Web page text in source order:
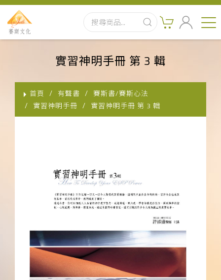
實體出版品
關於我們
聯絡客服
常見問題
實習神明手冊 第 3 輯
首頁 有聲書
賽斯書/賽斯心法
實習神明手冊
實習神明手冊 第 3 輯